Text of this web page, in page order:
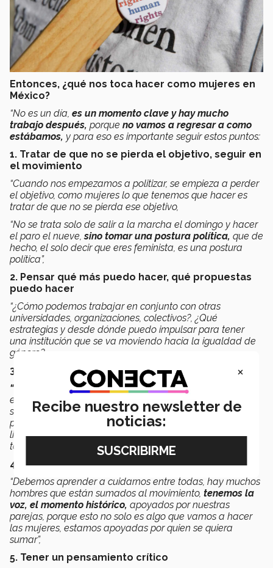
Entonces, ¿qué nos toca hacer como mujeres en
México?
“No es un día, es un momento clave y hay mucho
trabajo después, porque no vamos a regresar a como
estábamos, y para eso es importante seguir estos puntos:
1. Tratar de que no se pierda el objetivo, seguir en
el movimiento
“Cuando nos empezamos a politizar, se empieza a perder
el objetivo, como mujeres lo que tenemos que hacer es
tratar de que no se pierda ese objetivo,
“No se trata solo de salir a la marcha el domingo y hacer
el paro el nueve,sino tomar una postura política, que de
hecho, el solo decir que eres feminista, es una postura
política”,
2. Pensar qué más puedo hacer, qué propuestas
puedo hacer
“¿Cómo podemos trabajar en conjunto con otras
universidades, organizaciones, colectivos?, ¿Qué
estrategias y desde dónde puedo impulsar para tener
una institución que se va moviendo hacia la igualdad de
género?
3. Mantenernos unidas
“Es importante la transversalidad,este movimiento no
es solo de las mujeres que buscamos equidad en el
salario, o que el trabajo del cuidado de los hijos sea
pagado, es también de y por las mujeres que hacen la
limpieza, las mujeres transgénero, las obreras, indígenas,
todas exigimos desde nuestra particularidad”,
4. Aprender a cuidarnos
“Debemos aprender a cuidarnos entre todas, hay muchos
hombres que están sumados al movimiento, tenemos la
voz, el momento histórico, apoyados por nuestras
parejas, porque esto no solo es algo que vamos a hacer
las mujeres, estamos apoyadas por quien se quiera
sumar”,
5. Tener un pensamiento crítico
×
Recibe nuestro newsletter de
noticias: